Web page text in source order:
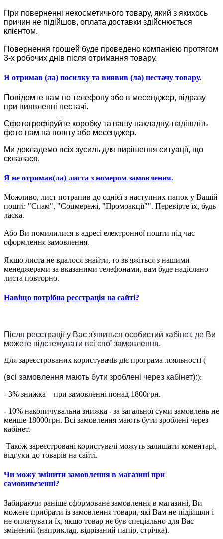
При поверненні некосметичного товару, який з якихось
причин не підійшов, оплата доставки здійснюється
клієнтом.
Повернення грошей буде проведено компанією протягом
3-х робочих днів після отримання товару.
Я отримав (ла) посилку та виявив (ла) нестачу товару.
Повідомте нам по телефону або в месенджер, відразу
при виявленні нестачі.
Сфотогрофіруйте коробку та нашу накладну, надішліть
фото нам на пошту або месенджер.
Ми докладемо всіх зусиль для вирішення ситуації, що
склалася.
Я не отримав(ла) листа з номером замовлення.
Можливо, лист потрапив до однієї з наступних папок у Вашій
пошті: "Спам", "Соцмережі, "Промоакції"". Перевірте їх, будь
ласка.
Або Ви помилилися в адресі електронної пошти під час
оформлення замовлення.
Якщо листа не вдалося знайти, то зв'яжіться з нашими
менеджерами за вказаними телефонами, вам буде надіслано
листа повторно.
Навіщо потрібна реєстрація на сайті?
Після реєстрації у Вас з'явиться особистий кабінет, де Ви
можете відстежувати всі свої замовлення.
Для зареєстрованих користувачів діє програма лояльності (
(всі замовлення мають бути зроблені через кабінет):):
- 3% знижка – при замовленні понад 1800грн.
- 10% накопичувальна знижка - за загальної суми замовлень не
менше 18000грн. Всі замовлення мають бути зроблені через
кабінет.
Також зареєстровані користувачі можуть залишати коментарі,
відгуки до товарів на сайті.
Чи можу змінити замовлення в магазині при
самовивезенні?
Забираючи раніше сформоване замовлення в магазині, Ви
можете прибрати із замовлення товари, які Вам не підійшли і
не оплачувати їх, якщо товар не був спеціально для Вас
змінений (наприклад, відрізаний папір, стрічка).